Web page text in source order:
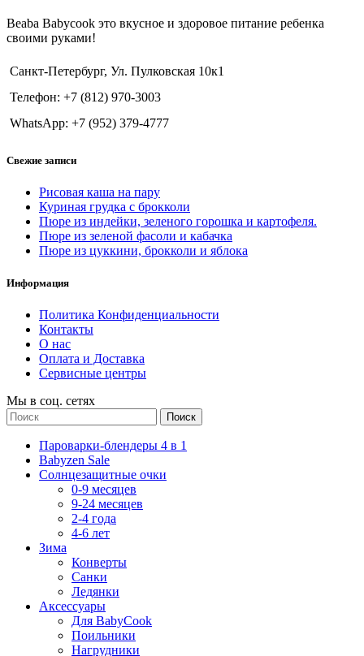
Beaba Babycook это вкусное и здоровое питание ребенка
своими руками!
Санкт-Петербург, Ул. Пулковская 10к1
Телефон: +7 (812) 970-3003
WhatsApp: +7 (952) 379-4777
Свежие записи
Рисовая каша на пару
Куриная грудка с брокколи
Пюре из индейки, зеленого горошка и картофеля.
Пюре из зеленой фасоли и кабачка
Пюре из цуккини, брокколи и яблока
Информация
Политика Конфиденциальности
Контакты
О нас
Оплата и Доставка
Сервисные центры
Мы в соц. сетях
Поиск
Пароварки-блендеры 4 в 1
Babyzen Sale
Солнцезащитные очки
0-9 месяцев
9-24 месяцев
2-4 года
4-6 лет
Зима
Конверты
Санки
Ледянки
Аксессуары
Для BabyCook
Поильники
Нагрудники